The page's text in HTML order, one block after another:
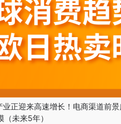
正迎来高速增长！电商渠道前景
未来5年）